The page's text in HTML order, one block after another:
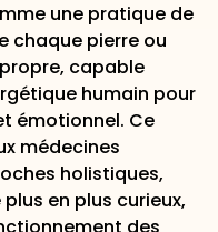
une pratique de
chaque pierre ou
capable
humain pour
émotionnel. Ce
médecines
holistiques,
en plus curieux,